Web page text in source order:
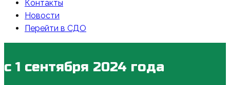
Контакты
Новости
Перейти в СДО
с 1 сентября 2024 года